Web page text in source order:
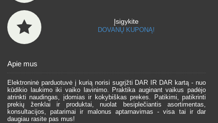
Įsigykite
DOVANŲ KUPONĄ!
Apie mus
Elektroninė parduotuvė į kurią norisi sugrįžti DAR IR DAR kartą - nuo
kūdikio laukimo iki vaiko lavinimo. Praktika auginant vaikus padėjo
atrinkti naudingas, įdomias ir kokybiškas prekes. Patikimi, patikrinti
prekių ženklai ir produktai, nuolat besiplečiantis asortimentas,
konsultacijos, patarimai ir malonus aptarnavimas - visa tai ir dar
daugiau rasite pas mus!